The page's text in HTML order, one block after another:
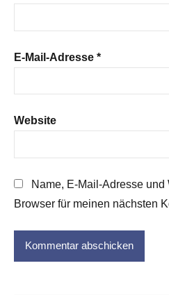
E-Mail-Adresse *
Website
Name, E-Mail-Adresse
Browser für meinen nächsten